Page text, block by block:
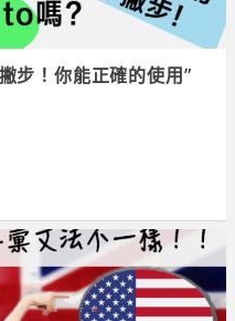
步！你能正確的使用”